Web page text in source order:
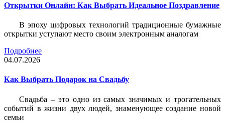
Открытки Онлайн: Как Выбрать Идеальное Поздравление
В эпоху цифровых технологий традиционные бумажные
открытки уступают место своим электронным аналогам
Подробнее
04.07.2026
Как Выбрать Подарок на Свадьбу
Свадьба – это одно из самых значимых и трогательных
событий в жизни двух людей, знаменующее создание новой
семьи